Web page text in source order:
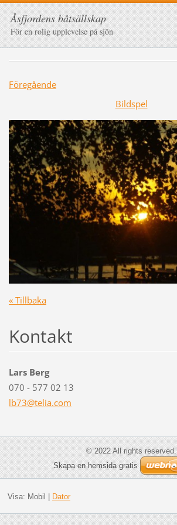
Åsfjordens båtsällskap
För en rolig upplevelse på sjön
Föregående
Bildspel
« Tillbaka
Kontakt
Lars Berg
070 - 577 02 13
lb73@telia.com
© 2022 All rights reserved.
Skapa en hemsida gratis
Visa: Mobil | Dator